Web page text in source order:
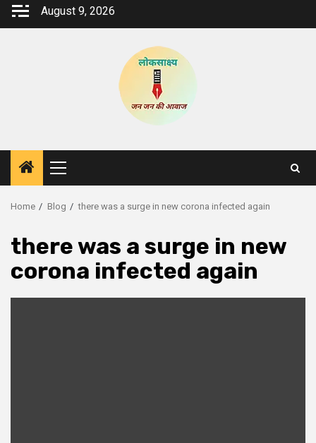
Skip
August 9, 2026
Primary
Menu
Home Blog there was a surge in new corona infected again
there was a surge in new
corona infected again